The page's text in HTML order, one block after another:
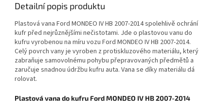
Detailní popis produktu
Plastová vana Ford MONDEO IV HB 2007-2014 spolehlivě ochrání
kufr před nejrůznějšími nečistotami. Jde o plastovou vanu do
kufru vyrobenou na míru vozu Ford MONDEO IV HB 2007-2014.
Celý povrch vany je vyroben z protiskluzového materiálu, který
zabraňuje samovolnému pohybu přepravovaných předmětů a
zaručuje snadnou údržbu kufru auta. Vana se díky materiálu dá
rolovat.
Plastová vana do kufru Ford MONDEO IV HB 2007-2014